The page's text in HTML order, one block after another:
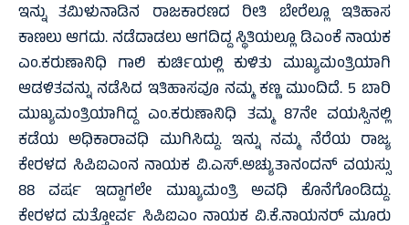
ಇನ್ನು ತಮಿಳುನಾಡಿನ ರಾಜಕಾರಣದ ರೀತಿ ಬೇರೆಲ್ಲೂ ಇತಿಹಾಸ
ಕಾಣಲು ಆಗದು. ನಡೆದಾಡಲು ಆಗದಿದ್ದ ಸ್ಥಿತಿಯಲ್ಲೂ ಡಿಎಂಕೆ ನಾಯಕ
ಎಂ.ಕರುಣಾನಿಧಿ ಗಾಲಿ ಕುರ್ಚಿಯಲ್ಲಿ ಕುಳಿತು ಮುಖ್ಯಮಂತ್ರಿಯಾಗಿ
ಆಡಳಿತವನ್ನು ನಡೆಸಿದ ಇತಿಹಾಸವೂ ನಮ್ಮ ಕಣ್ಣ ಮುಂದಿದೆ. 5 ಬಾರಿ
ಮುಖ್ಯಮಂತ್ರಿಯಾಗಿದ್ದ ಎಂ.ಕರುಣಾನಿಧಿ ತಮ್ಮ 87ನೇ ವಯಸ್ಸಿನಲ್ಲಿ
ಕಡೆಯ ಅಧಿಕಾರಾವಧಿ ಮುಗಿಸಿದ್ದು. ಇನ್ನು ನಮ್ಮ ನೆರೆಯ ರಾಜ್ಯ
ಕೇರಳದ ಸಿಪಿಐಎಂನ ನಾಯಕ ವಿ.ಎಸ್.ಅಚ್ಯುತಾನಂದನ್ ವಯಸ್ಸು
88 ವರ್ಷ ಇದ್ದಾಗಲೇ ಮುಖ್ಯಮಂತ್ರಿ ಅವಧಿ ಕೊನೆಗೊಂಡಿದ್ದು.
ಕೇರಳದ ಮತ್ತೋರ್ವ ಸಿಪಿಐಎಂ ನಾಯಕ ವಿ.ಕೆ.ನಾಯನರ್ ಮೂರು